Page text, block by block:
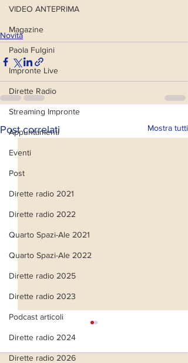
VIDEO ANTEPRIMA
Magazine
Paola Fulgini
Impronte Live
Dirette Radio
Streaming Impronte
Appuntamenti
Eventi
Post
Dirette radio 2021
Dirette radio 2022
Quarto Spazi-Ale 2021
Quarto Spazi-Ale 2022
Dirette radio 2025
Dirette radio 2023
Podcast articoli
Dirette radio 2024
Dirette radio 2026
Novità
Post correlati Mostra tutti